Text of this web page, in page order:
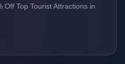
Off Top Tourist Attractions in